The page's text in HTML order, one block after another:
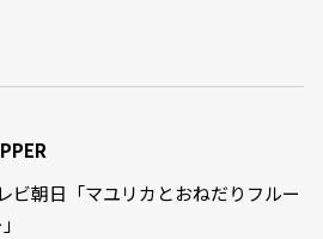
ビ朝日「マユリカとおねだりフルー